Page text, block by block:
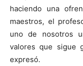
haciendo una
maestros, el
uno de nosotros
valores que sigue
expresó.